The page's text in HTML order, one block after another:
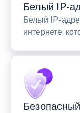
Белый IP-
Белый IP-
интернете,